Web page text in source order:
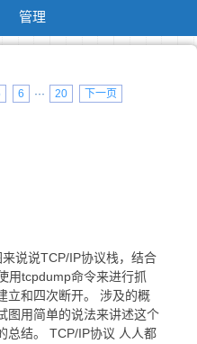
管理
6 ··· 20 下一页
说说TCP/IP协议栈，结合
用tcpdump命令来进行抓
立和四次断开。 涉及的概
图用简单的说法来讲述这个
总结。 TCP/IP协议 人人都